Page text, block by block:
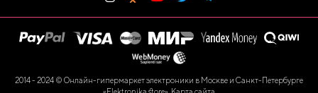
2014 - 2024 © Онлайн-гипермаркет электроники в Москве и Санкт-Петербурге
«Elektronika.store». Карта сайта